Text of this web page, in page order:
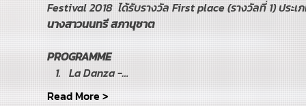
นางสาวนนทรี สภานุชาต
PROGRAMME
La Danza -…
Read More >